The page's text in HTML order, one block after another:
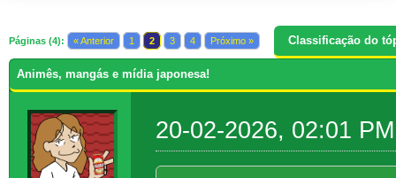
Páginas (4): « Anterior 1 2 3 4 Próximo » Classificação do
Animês, mangás e mídia japonesa!
20-02-2026, 02:01 PM